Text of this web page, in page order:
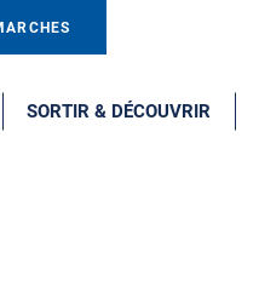
SORTIR & DÉCOUVRIR